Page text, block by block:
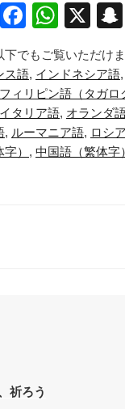
E
F
c
e
b
o
W
h
at
s
A
p
X
下でもご覧いただけ
ス語 インドネシア語
フィリピン語（タガロ
イタリア語 オランダ
ルーマニア語 ロシ
）
中国語（繁体字）
祈ろう